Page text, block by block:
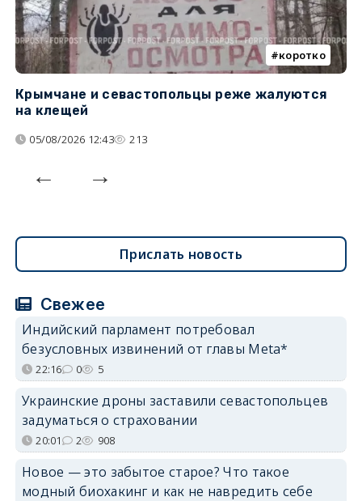
коротко
Крымчане и севастопольцы реже жалуются
на клещей
05/08/2026 12:43 213
Прислать новость
Свежее
Индийский парламент потребовал
безусловных извинений от главы Meta*
22:16 0 5
Украинские дроны заставили севастопольцев
задуматься о страховании
20:01 2 908
Новое — это забытое старое? Что такое
модный биохакинг и как не навредить себе